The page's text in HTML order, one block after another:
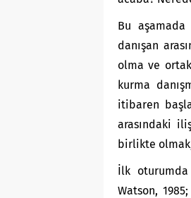
Bu aşamada
danışan
olma ve
kurma
itibaren
arasındaki
birlikte
İlk oturumda
Watson,